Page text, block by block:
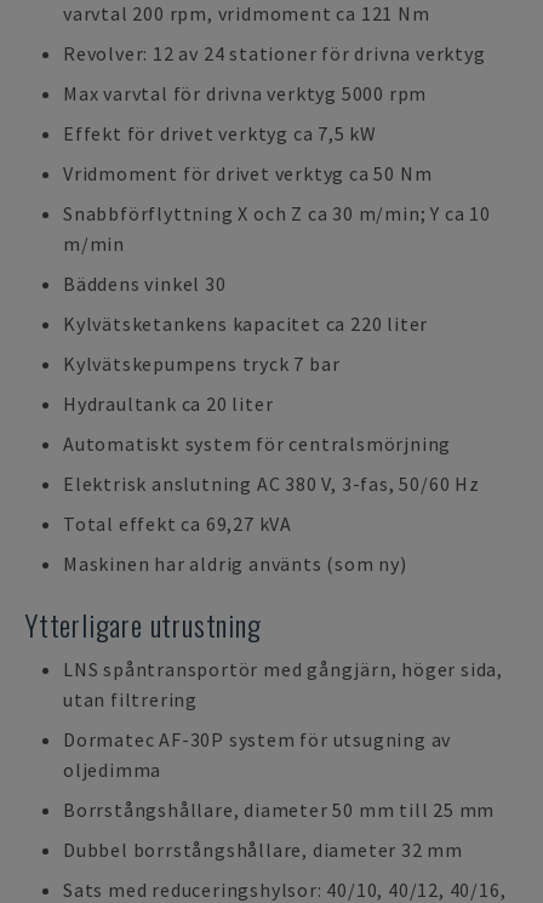
varvtal 200 rpm, vridmoment ca 121 Nm
Revolver: 12 av 24 stationer för drivna verktyg
Max varvtal för drivna verktyg 5000 rpm
Effekt för drivet verktyg ca 7,5 kW
Vridmoment för drivet verktyg ca 50 Nm
Snabbförflyttning X och Z ca 30 m/min; Y ca 10
m/min
Bäddens vinkel 30
Kylvätsketankens kapacitet ca 220 liter
Kylvätskepumpens tryck 7 bar
Hydraultank ca 20 liter
Automatiskt system för centralsmörjning
Elektrisk anslutning AC 380 V, 3-fas, 50/60 Hz
Total effekt ca 69,27 kVA
Maskinen har aldrig använts (som ny)
Ytterligare utrustning
LNS spåntransportör med gångjärn, höger sida,
utan filtrering
Dormatec AF-30P system för utsugning av
oljedimma
Borrstångshållare, diameter 50 mm till 25 mm
Dubbel borrstångshållare, diameter 32 mm
Sats med reduceringshylsor: 40/10, 40/12, 40/16,